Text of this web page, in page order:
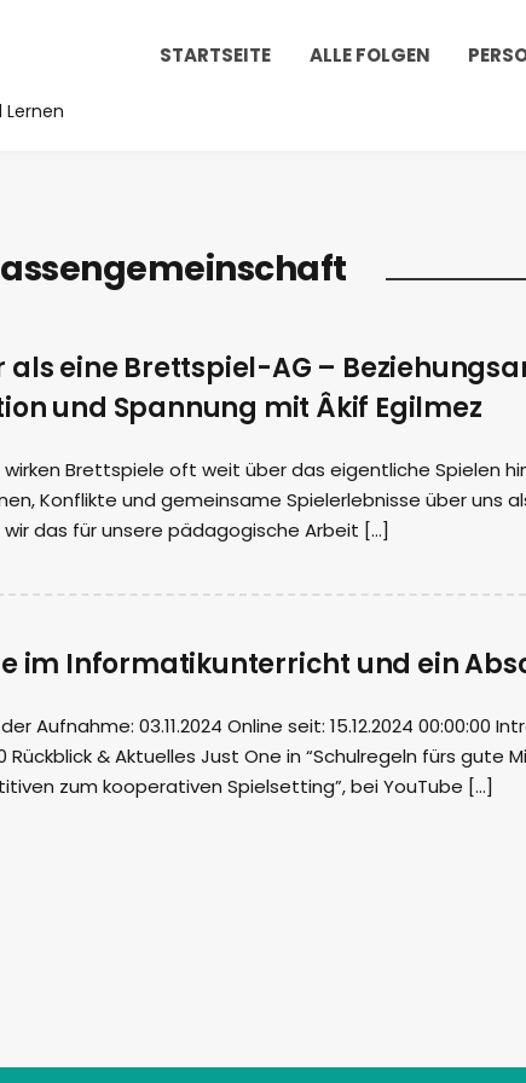
Lernen
STARTSEITE ALLE FOLGEN
als eine Brettspiel-AG –
und Spannung mit Âkif Egilmez
wirken Brettspiele oft weit über das eigentliche Spielen
Konflikte und gemeinsame Spielerlebnisse über uns
wir das für unsere pädagogische Arbeit […]
im Informatikunterricht und ein
Aufnahme: 03.11.2024 Online seit: 15.12.2024 00:00:00
Rückblick & Aktuelles Just One in “Schulregeln fürs gute
zum kooperativen Spielsetting”, bei YouTube […]